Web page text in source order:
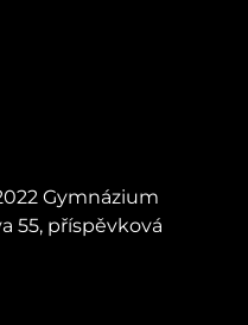
Gymnázium
55, příspěvková